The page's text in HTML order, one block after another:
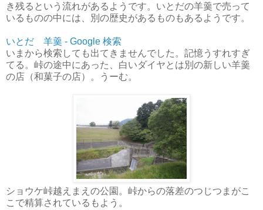
き残るという流れがあるようです。いとだの羊羹で売って
いるものの中には、別の歴史があるものもあるようです。
いとだ 羊羹 - Google 検索
いまから検索しても出てきませんでした。記憶うすれすぎ
てる。峠の途中にあった、白いダイヤとは別の新しい羊羹
の店（和菓子の店）。うーむ。
ショウケ峠越えまえの公園。峠からの落差のつじつまがこ
こで精算されているもよう。